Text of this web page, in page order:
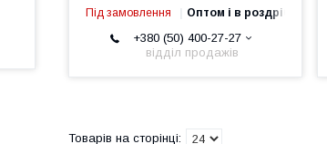
Під замовлення Оптом і в роздріб
+380 (50) 400-27-27
відділ продажів